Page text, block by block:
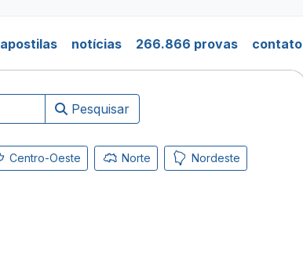
apostilas notícias 266.866 provas contato
Pesquisar
Centro-Oeste Norte Nordeste